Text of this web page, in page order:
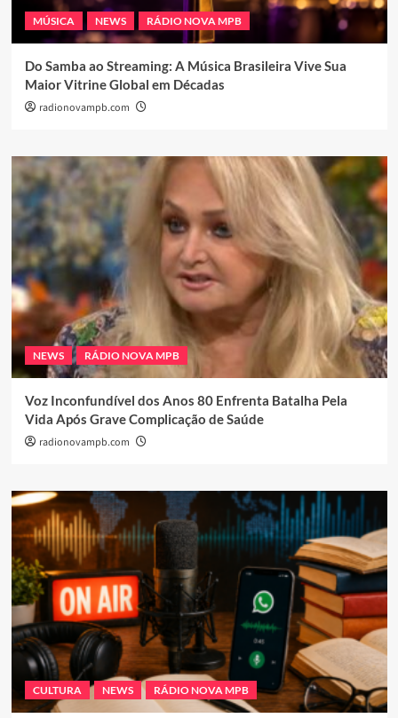
MÚSICA NEWS RÁDIO NOVA MPB
Do Samba ao Streaming: A Música Brasileira Vive Sua
Maior Vitrine Global em Décadas
radionovampb.com
NEWS RÁDIO NOVA MPB
Voz Inconfundível dos Anos 80 Enfrenta Batalha Pela
Vida Após Grave Complicação de Saúde
radionovampb.com
CULTURA NEWS RÁDIO NOVA MPB